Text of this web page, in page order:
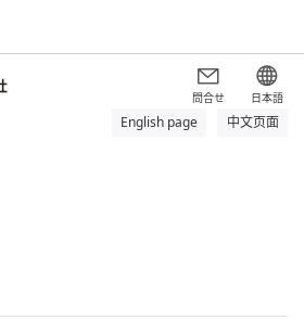
問合せ 日本語
English page 中文页面